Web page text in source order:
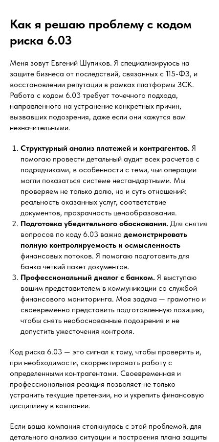
Как я решаю проблему с кодом
риска 6.03
Меня зовут Евгений Шупиков. Я специализируюсь на
защите бизнеса от последствий, связанных с 115-ФЗ, и
восстановлении репутации в рамках платформы ЗСК.
Работа с кодом 6.03 требует точечного подхода,
направленного на устранение конкретных причин,
вызвавших подозрения, даже если они кажутся вам
незначительными.
Структурный анализ платежей и контрагентов. Я
помогаю провести детальный аудит всех расчетов с
подрядчиками, в особенности с теми, чьи операции
могли показаться системе нестандартными. Мы
проверяем не только долю, но и суть отношений:
реальность оказанных услуг, соответствие
документов, прозрачность ценообразования.
Подготовка убедительного обоснования. Для снятия
вопросов по коду 6.03 важно демонстрировать
полную контролируемость и осмысленность
финансовых потоков. Я помогаю подготовить для
банка четкий пакет документов.
Профессиональный диалог с банком. Я выступаю
вашим представителем в коммуникации со службой
финансового мониторинга. Моя задача — грамотно и
своевременно представить подготовленную позицию,
чтобы снять необоснованные подозрения и не
допустить ужесточения контроля.
Код риска 6.03 — это сигнал к тому, чтобы проверить и,
при необходимости, скорректировать работу с
определенными контрагентами. Своевременная и
профессиональная реакция позволяет не только
устранить текущие претензии, но и укрепить финансовую
дисциплину в компании.
Если ваша компания столкнулась с этой проблемой, для
детального анализа ситуации и построения плана защиты